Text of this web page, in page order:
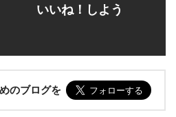
いいね！しよう
のブログを